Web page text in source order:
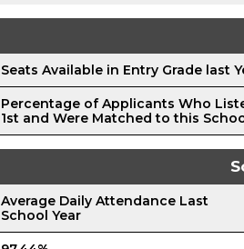
Seats Available in Entry Grade last
Percentage of Applicants Who
1st and Were Matched to this
Average Daily Attendance Last
School Year